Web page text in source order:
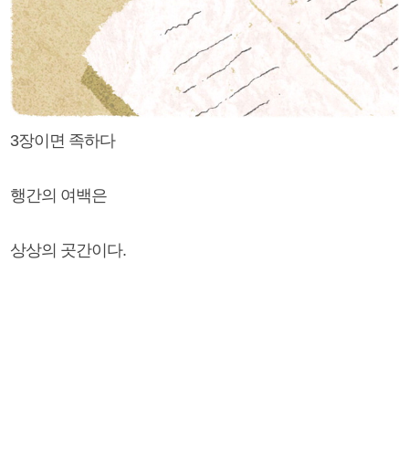
3장이면 족하다
행간의 여백은
상상의 곳간이다.